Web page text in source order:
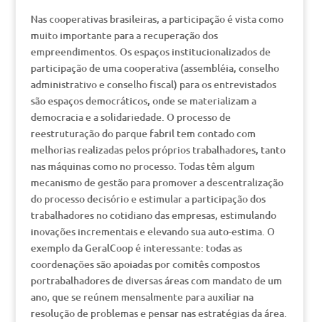
Nas cooperativas brasileiras, a participação é vista como
muito importante para a recuperação dos
empreendimentos. Os espaços institucionalizados de
participação de uma cooperativa (assembléia, conselho
administrativo e conselho fiscal) para os entrevistados
são espaços democráticos, onde se materializam a
democracia e a solidariedade. O processo de
reestruturação do parque fabril tem contado com
melhorias realizadas pelos próprios trabalhadores, tanto
nas máquinas como no processo. Todas têm algum
mecanismo de gestão para promover a descentralização
do processo decisório e estimular a participação dos
trabalhadores no cotidiano das empresas, estimulando
inovações incrementais e elevando sua auto-estima. O
exemplo da GeralCoop é interessante: todas as
coordenações são apoiadas por comitês compostos
portrabalhadores de diversas áreas com mandato de um
ano, que se reúnem mensalmente para auxiliar na
resolução de problemas e pensar nas estratégias da área.